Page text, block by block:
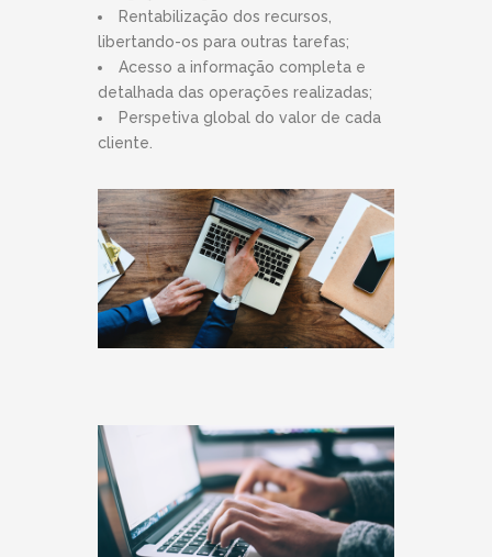
Rentabilização dos recursos,
libertando-os para outras tarefas;
Acesso a informação completa e
detalhada das operações realizadas;
Perspetiva global do valor de cada
cliente.